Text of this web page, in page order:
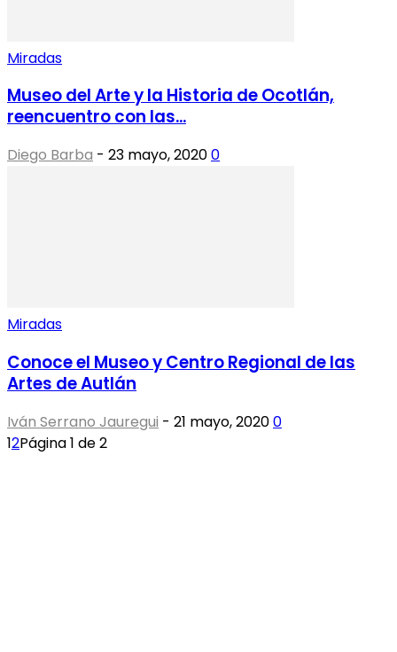
Miradas
Museo del Arte y la Historia de Ocotlán,
reencuentro con las...
Diego Barba - 23 mayo, 20200
Miradas
Conoce el Museo y Centro Regional de las
Artes de Autlán
Iván Serrano Jauregui - 21 mayo, 20200
12Página 1 de 2